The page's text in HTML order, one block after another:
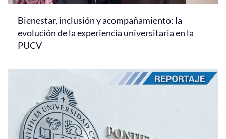
Bienestar, inclusión y acompañamiento: la
evolución de la experiencia universitaria en la
PUCV